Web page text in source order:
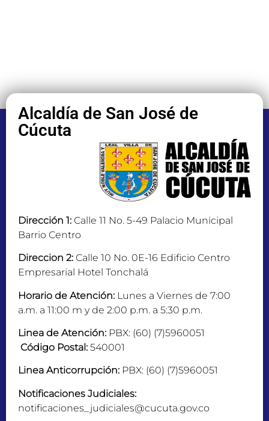
Alcaldía de San José de
Cúcuta
Dirección 1: Calle 11 No. 5-49 Palacio Municipal
Barrio Centro
Direccion 2: Calle 10 No. 0E-16 Edificio Centro
Empresarial Hotel Tonchalá
Horario de Atención: Lunes a Viernes de 7:00
a.m. a 11:00 m y de 2:00 p.m. a 5:30 p.m.
Linea de Atención: PBX: (60) (7)5960051
Código Postal: 540001
Linea Anticorrupción: PBX: (60) (7)5960051
Notificaciones Judiciales:
notificaciones_judiciales@cucuta.gov.co